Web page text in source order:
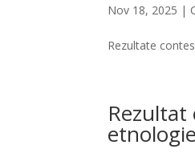
Nov 18, 2025 |
Rezultate